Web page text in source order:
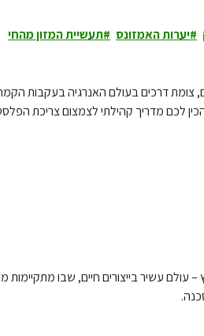
יערות האמזונס תעשיית המזון מהחי
צומת דרכים בעולם האנרגיה בעקבות
לכם מדריך קהילתי לצמצום צריכת
עשיר בייצורים חיים, שבו מתקיימות